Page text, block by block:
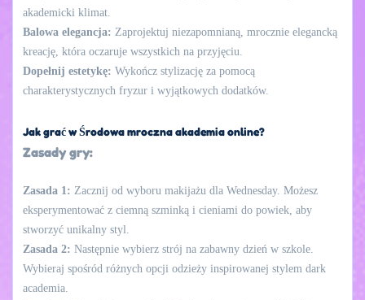
akademicki klimat.
Balowa elegancja: Zaprojektuj niezapomnianą, mrocznie elegancką
kreację, która oczaruje wszystkich na przyjęciu.
Dopełnij estetykę: Wykończ stylizację za pomocą
charakterystycznych fryzur i wyjątkowych dodatków.
Jak grać w Środowa mroczna akademia online?
Zasady gry:
Zasada 1: Zacznij od wyboru makijażu dla Wednesday. Możesz
eksperymentować z ciemną szminką i cieniami do powiek, aby
stworzyć unikalny styl.
Zasada 2: Następnie wybierz strój na zabawny dzień w szkole.
Wybieraj spośród różnych opcji odzieży inspirowanej stylem dark
academia.